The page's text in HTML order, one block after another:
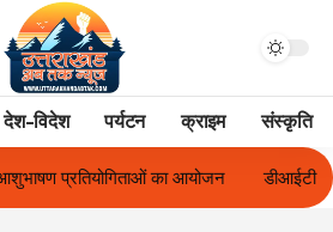
देश-विदेश पर्यटन क्राइम संस्कृति
डीआईटी विश्वविद्यालय ने दो दिवसीय ‘दीक्षारंभ